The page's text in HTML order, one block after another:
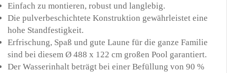
Einfach zu montieren, robust und langlebig.
Die pulverbeschichtete Konstruktion gewährleistet eine
hohe Standfestigkeit.
Erfrischung, Spaß und gute Laune für die ganze Familie
sind bei diesem Ø 488 x 122 cm großen Pool garantiert.
Der Wasserinhalt beträgt bei einer Befüllung von 90 %